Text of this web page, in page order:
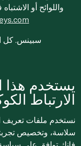
واللوائح أو
© 2020-2026
يستخدم هذا
الارتباط
نستخدم ملفات تعريف
سلاسة، وتخصيص